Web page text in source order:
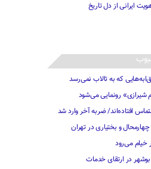
ایرانی از دل تاریخ
که به تالاب نمی‌رسد
شیرازی» رونمایی می‌شود
افتاده‌اند/‌ ضربه آخر ‌وارد شد
و بختیاری در تهران
خیام می‌رود
در ارتقای خدمات